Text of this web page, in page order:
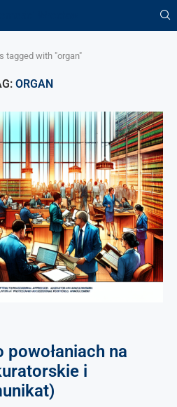
tagged with "organ"
ORGAN
na
i